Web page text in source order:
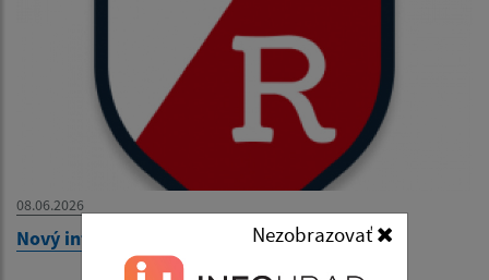
Nezobrazovať
08.06.2026
Nový informačný systém eROZANA